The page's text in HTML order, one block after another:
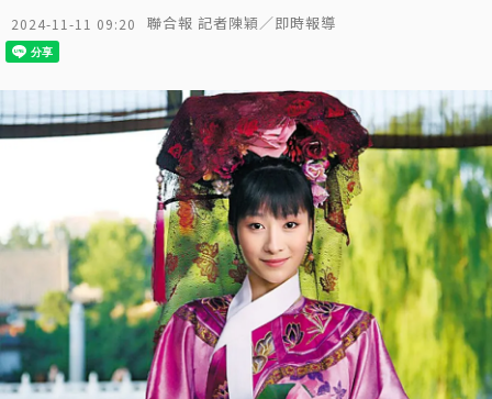
2024-11-11 09:20 聯合報 記者陳穎／即時報導